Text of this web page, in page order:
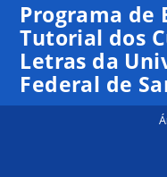
Programa de
Tutorial dos
Letras da
Federal de